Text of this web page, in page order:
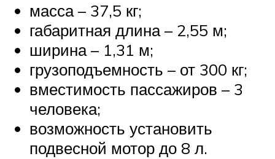
масса – 37,5 кг;
габаритная длина – 2,55 м;
ширина – 1,31 м;
грузоподъемность – от 300 кг;
вместимость пассажиров – 3
человека;
возможность установить
подвесной мотор до 8 л.